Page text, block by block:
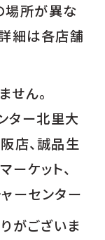
場所が異な
細は各店舗
せん。
ター北里大
店、誠品生
ーケット、
ーセンター
がございま